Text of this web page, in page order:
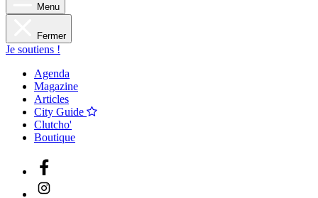
Menu
Fermer
Je soutiens !
Agenda
Magazine
Articles
City Guide
Clutcho'
Boutique